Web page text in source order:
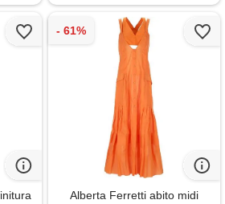
Alberta Ferretti abito midi